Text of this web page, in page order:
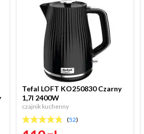
Tefal LOFT KO250830 Czarny
1,7l 2400W
czajnik kuchenny
(52)